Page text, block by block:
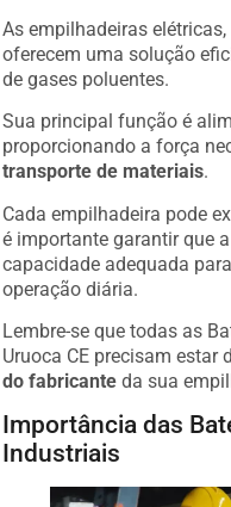
As empilhadeiras
oferecem uma solução
de gases poluentes.
Sua principal função é
proporcionando a força
transporte de materiais.
Cada empilhadeira pode
é importante garantir que
capacidade adequada
operação diária.
Lembre-se que todas as
Uruoca CE precisam estar
do fabricante da sua
Importância das
Industriais